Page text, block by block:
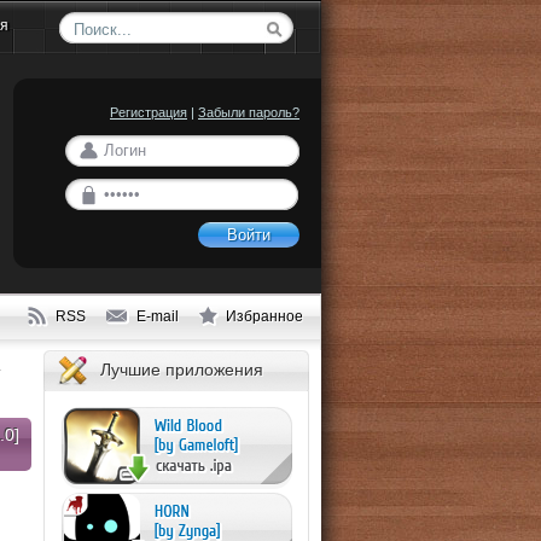
Регистрация | Забыли пароль?
Войти
RSS E-mail Избранное
Лучшие приложения